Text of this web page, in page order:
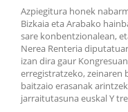
Azpiegitura honek
Bizkaia eta Arabako
sare konbentzionalean,
Nerea Renteria
izan dira gaur
erregistratzeko, zeinaren
baitzaio erasanak
jarraitutasuna euskal Y